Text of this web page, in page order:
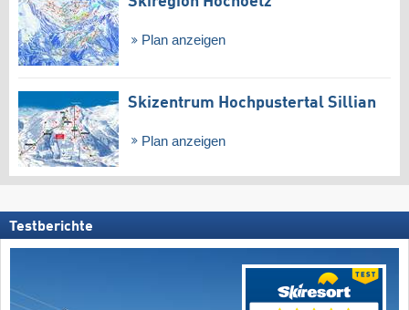
Plan anzeigen
Skizentrum Hochpustertal Sillian
Plan anzeigen
Testberichte